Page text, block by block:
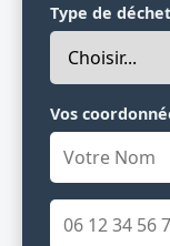
Type de
Vos